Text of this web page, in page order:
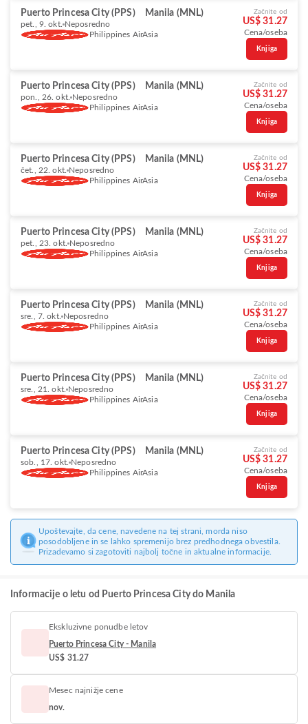
Puerto Princesa City (PPS) Manila (MNL)
pet., 9. okt. Neposredno
Philippines AirAsia
Začnite od
US$ 31.27
Cena/oseba
Knjiga
Puerto Princesa City (PPS) Manila (MNL)
pon., 26. okt. Neposredno
Philippines AirAsia
Začnite od
US$ 31.27
Cena/oseba
Knjiga
Puerto Princesa City (PPS) Manila (MNL)
čet., 22. okt. Neposredno
Philippines AirAsia
Začnite od
US$ 31.27
Cena/oseba
Knjiga
Puerto Princesa City (PPS) Manila (MNL)
pet., 23. okt. Neposredno
Philippines AirAsia
Začnite od
US$ 31.27
Cena/oseba
Knjiga
Puerto Princesa City (PPS) Manila (MNL)
sre., 7. okt. Neposredno
Philippines AirAsia
Začnite od
US$ 31.27
Cena/oseba
Knjiga
Puerto Princesa City (PPS) Manila (MNL)
sre., 21. okt. Neposredno
Philippines AirAsia
Začnite od
US$ 31.27
Cena/oseba
Knjiga
Puerto Princesa City (PPS) Manila (MNL)
sob., 17. okt. Neposredno
Philippines AirAsia
Začnite od
US$ 31.27
Cena/oseba
Knjiga
Upoštevajte, da cene, navedene na tej strani, morda niso
posodobljene in se lahko spremenijo brez predhodnega obvestila.
Prizadevamo si zagotoviti najbolj točne in aktualne informacije.
Informacije o letu od Puerto Princesa City do Manila
Ekskluzivne ponudbe letov
Puerto Princesa City - Manila
US$ 31.27
Mesec najnižje cene
nov.